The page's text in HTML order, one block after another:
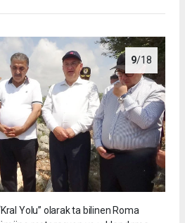
9/18
“Kral Yolu” olarak ta bilinen Roma